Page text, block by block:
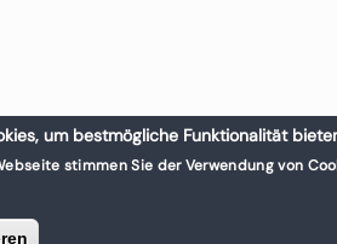
um bestmögliche Funktionalität
stimmen Sie der Verwendung von